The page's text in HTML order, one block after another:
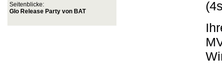
Seitenblicke:
Glo Release Party von BAT